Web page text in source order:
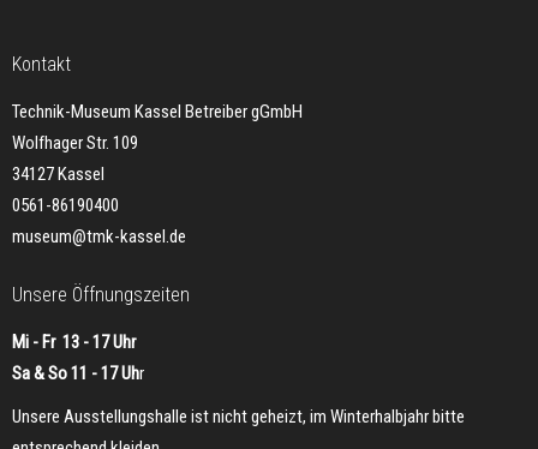
Kontakt
Technik-Museum Kassel Betreiber gGmbH
Wolfhager Str. 109
34127 Kassel
0561-86190400
museum@tmk-kassel.de
Unsere Öffnungszeiten
Mi - Fr 13 - 17 Uhr
Sa & So 11 - 17 Uhr
Unsere Ausstellungshalle ist nicht geheizt, im Winterhalbjahr bitte